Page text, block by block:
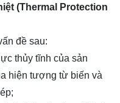
(Thermal Protection
đề sau:
thủy tĩnh của sản
hiện tượng từ biến và